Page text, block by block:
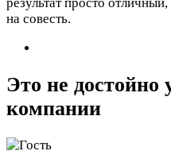
на совесть.
Это не достойно
компании